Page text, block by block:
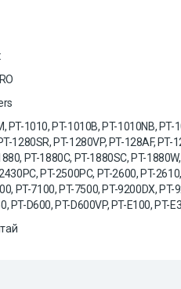
PT-1010, PT-1010B, PT-1010NB,
1280SR, PT-1280VP, PT-128AF,
PT-1880C, PT-1880SC, PT-
PT-2500PC, PT-2600, PT-
PT-7100, PT-7500, PT-9200DX,
PT-D600, PT-D600VP, PT-E100,